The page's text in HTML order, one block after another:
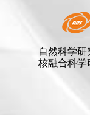
自然科学研
核融合科学